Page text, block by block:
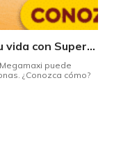
¡Embárquese en la aventura de su vida con Supermaxi!
puede
¿Conozca cómo?